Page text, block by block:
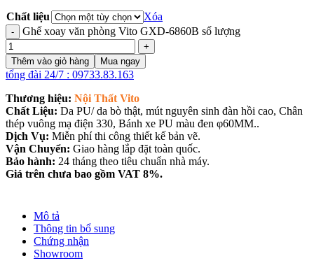
Chất liệu
Xóa
Ghế xoay văn phòng Vito GXD-6860B số lượng
Thêm vào giỏ hàng Mua ngay
tổng đài 24/7 : 09733.83.163
Thương hiệu: Nội Thất Vito
Chất Liệu: Da PU/ da bò thật, mút nguyên sinh đàn hồi cao, Chân
thép vuông mạ điện 330, Bánh xe PU màu đen φ60MM..
Dịch Vụ: Miễn phí thi công thiết kế bản vẽ.
Vận Chuyển: Giao hàng lắp đặt toàn quốc.
Bảo hành: 24 tháng theo tiêu chuẩn nhà máy.
Giá trên chưa bao gồm VAT 8%.
Mô tả
Thông tin bổ sung
Chứng nhận
Showroom